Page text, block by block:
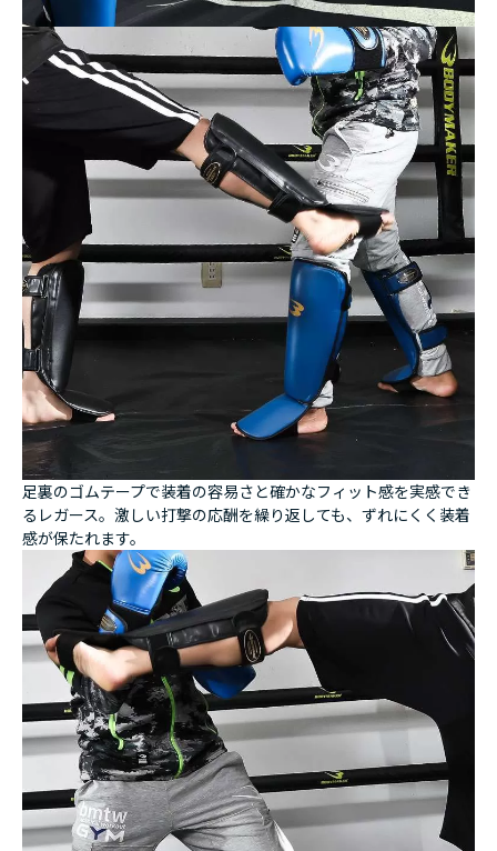
足裏のゴムテープで装着の容易さと確かなフィット感を実感でき
るレガース。激しい打撃の応酬を繰り返しても、ずれにくく装着
感が保たれます。